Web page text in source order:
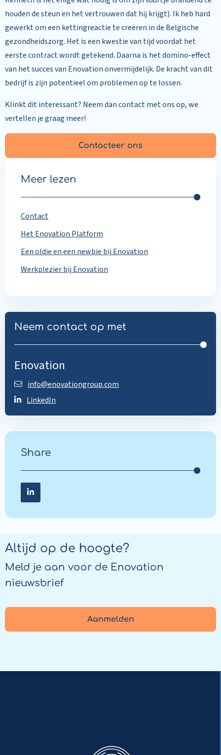
houden de steun en het vertrouwen dat hij krijgt). Ik heb hard
gewerkt om een kettingreactie te creëren in de Belgische
gezondheidszorg. Het is een kwestie van tijd voordat het
eerste contract wordt getekend. Daarna is het domino-effect
van het succes van Enovation onvermijdelijk. De kracht van dit
bedrijf is zijn potentieel om problemen op te lossen.
Klinkt dit interessant? Neem dan contact met ons op, we
vertellen je graag meer!
Contacteer ons
Meer lezen
Contact
Het Enovation Platform
Een oldie en een newbie bij Enovation
Werkplezier bij Enovation
Neem contact op met
Enovation
info@enovationgroup.com
LinkedIn
Share
Share on LinkedIn
Share
Altijd op de hoogte?
Meld je aan voor de Enovation
nieuwsbrief
Aanmelden